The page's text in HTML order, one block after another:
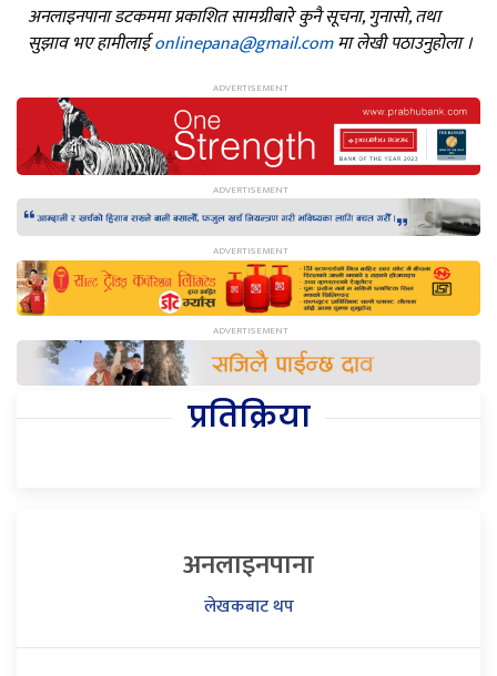
अनलाइनपाना डटकममा प्रकाशित सामग्रीबारे कुनै सूचना, गुनासो, तथा
सुझाव भए हामीलाईonlinepana@gmail.comमा लेखी पठाउनुहोला ।
प्रतिक्रिया
अनलाइनपाना
लेखकबाट थप